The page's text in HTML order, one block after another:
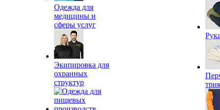
Одежда для
медицины и
сферы услуг
Экипировка для
охранных
структур